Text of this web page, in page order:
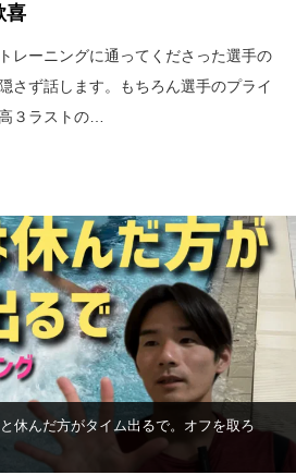
喜
レーニングに通ってくださった選手の
さず話します。もちろん選手のプライ
３ラストの…
休んだ方がタイム出るで。オフを取ろ